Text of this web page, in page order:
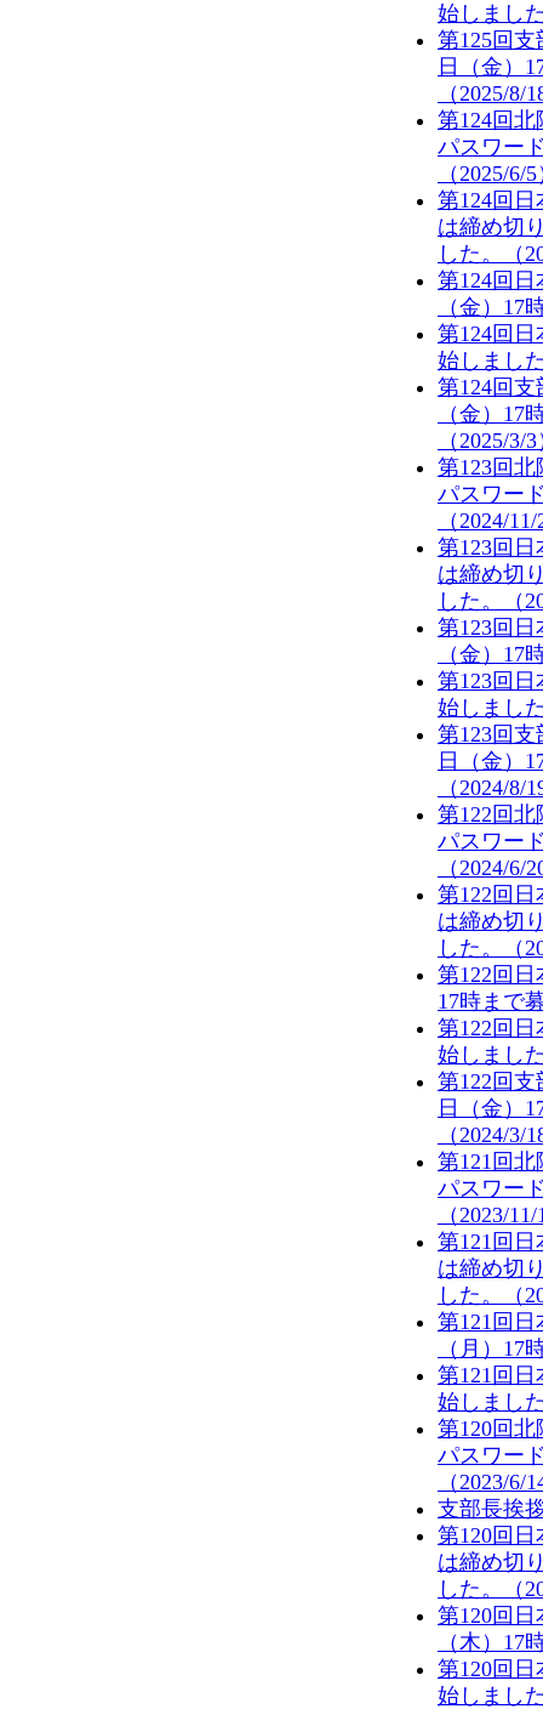
始しまし
第125回
日（金）
（2025/8/
第124回
パスワー
（2025/6/
第124回
は締め切
した。（
第124回
（金）17
第124回
始しまし
第124回
（金）17
（2025/3/
第123回
パスワー
（2024/
第123回
は締め切
した。（
第123回
（金）17
第123回
始しまし
第123回
日（金）
（2024/8/
第122回
パスワー
（2024/6/
第122回
は締め切
した。（
第122回
17時まで
第122回
始しまし
第122回
日（金）
（2024/3/
第121回
パスワー
（2023/
第121回
は締め切
した。（
第121回
（月）17
第121回
始しまし
第120回
パスワー
（2023/6/
支部長挨
第120回
は締め切
した。（
第120回
（木）17
第120回
始しまし